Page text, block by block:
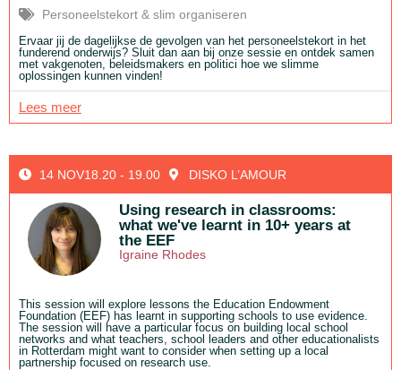
Personeelstekort & slim organiseren
Ervaar jij de dagelijkse de gevolgen van het personeelstekort in het
funderend onderwijs? Sluit dan aan bij onze sessie en ontdek samen
met vakgenoten, beleidsmakers en politici hoe we slimme
oplossingen kunnen vinden!
Lees meer
14 NOV18.20 - 19.00 DISKO L’AMOUR
Using research in classrooms:
what we've learnt in 10+ years at
the EEF
Igraine Rhodes
This session will explore lessons the Education Endowment
Foundation (EEF) has learnt in supporting schools to use evidence.
The session will have a particular focus on building local school
networks and what teachers, school leaders and other educationalists
in Rotterdam might want to consider when setting up a local
partnership focused on research use.